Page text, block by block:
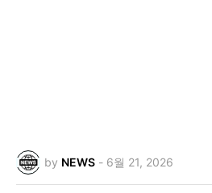
by NEWS - 6월 21, 2026